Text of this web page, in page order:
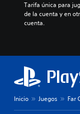
Tarifa única para
de la cuenta y en
cuenta.
Inicio Juegos Far